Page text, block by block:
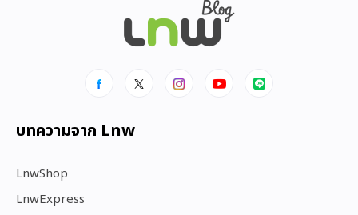
บทความจาก Lnw
LnwShop
LnwExpress